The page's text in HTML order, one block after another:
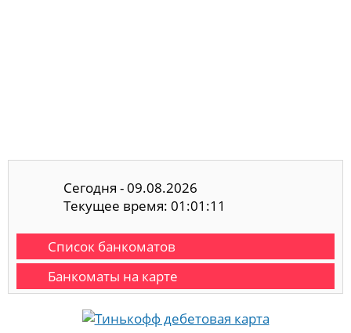
Сегодня - 09.08.2026
Текущее время: 01:01:12
Список банкоматов
Банкоматы на карте